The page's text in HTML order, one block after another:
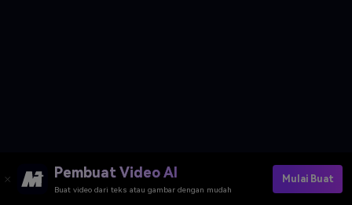
Pembuat Video AI
Buat video dari teks atau gambar dengan mudah
Mulai Buat